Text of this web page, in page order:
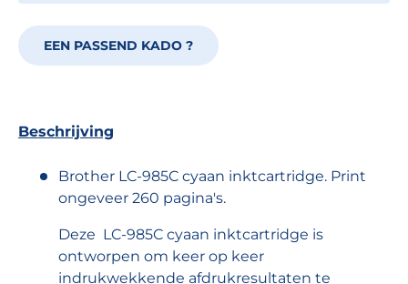
EEN PASSEND KADO ?
Beschrijving
Brother LC-985C cyaan inktcartridge. Print
ongeveer 260 pagina's.
Deze LC-985C cyaan inktcartridge is
ontworpen om keer op keer
indrukwekkende afdrukresultaten te